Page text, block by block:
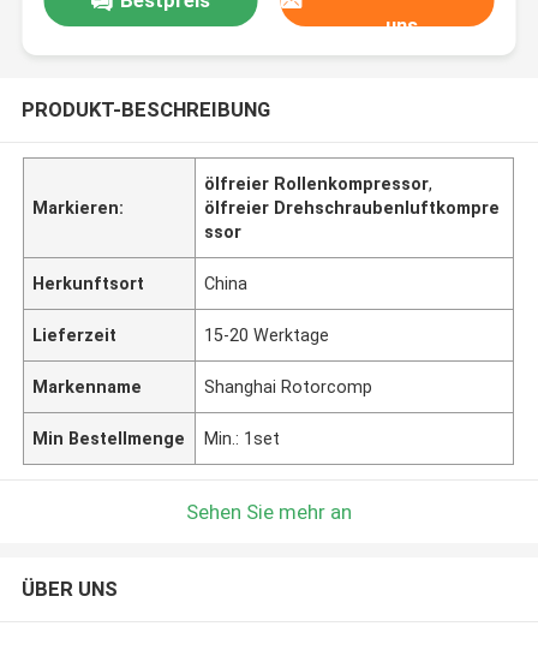
uns
PRODUKT-BESCHREIBUNG
Markieren:
ölfreier Rollenkompressor,
ölfreier Drehschraubenluftkompre
ssor
Herkunftsort China
Lieferzeit 15-20 Werktage
Markenname Shanghai Rotorcomp
Min Bestellmenge Min.: 1set
Sehen Sie mehr an
ÜBER UNS